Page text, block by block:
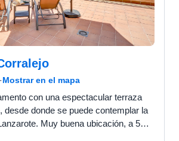
·Mostrar en el mapa
con una espectacular terraza
desde donde se puede contemplar la
Muy buena ubicación, a 5